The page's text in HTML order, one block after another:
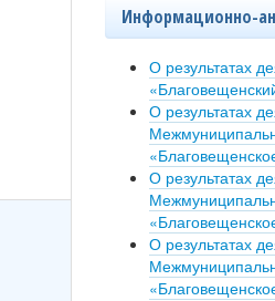
Информационно-
О результатах
О результатах
О результатах
О результатах